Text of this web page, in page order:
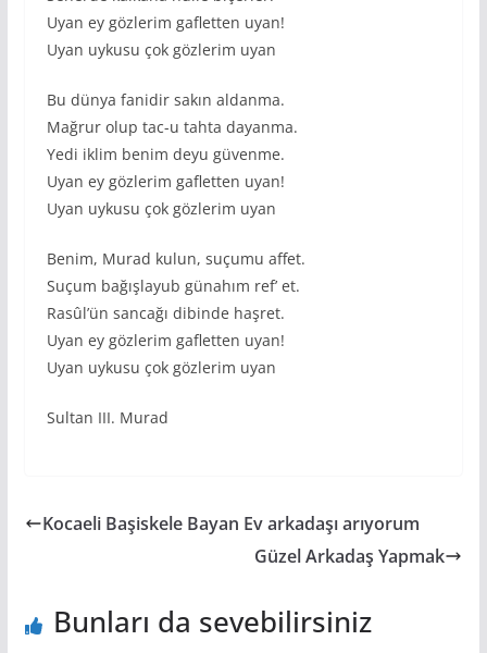
Uyan ey gözlerim gafletten uyan!
Uyan uykusu çok gözlerim uyan
Bu dünya fanidir sakın aldanma.
Mağrur olup tac-u tahta dayanma.
Yedi iklim benim deyu güvenme.
Uyan ey gözlerim gafletten uyan!
Uyan uykusu çok gözlerim uyan
Benim, Murad kulun, suçumu affet.
Suçum bağışlayub günahım ref’ et.
Rasûl’ün sancağı dibinde haşret.
Uyan ey gözlerim gafletten uyan!
Uyan uykusu çok gözlerim uyan
Sultan III. Murad
Kocaeli Başiskele Bayan Ev arkadaşı arıyorum
Güzel Arkadaş Yapmak
Bunları da sevebilirsiniz